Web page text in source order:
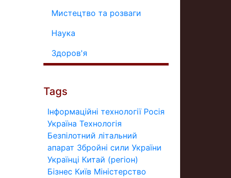
Мистецтво та розваги
Наука
Здоров'я
Tags
Інформаційні технології Росія
Україна Технологія
Безпілотний літальний
апарат Збройні сили України
Українці Китай (регіон)
Бізнес Київ Міністерство